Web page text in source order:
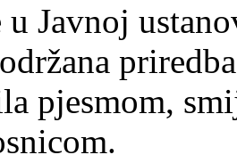
Javnoj
pjesmom,